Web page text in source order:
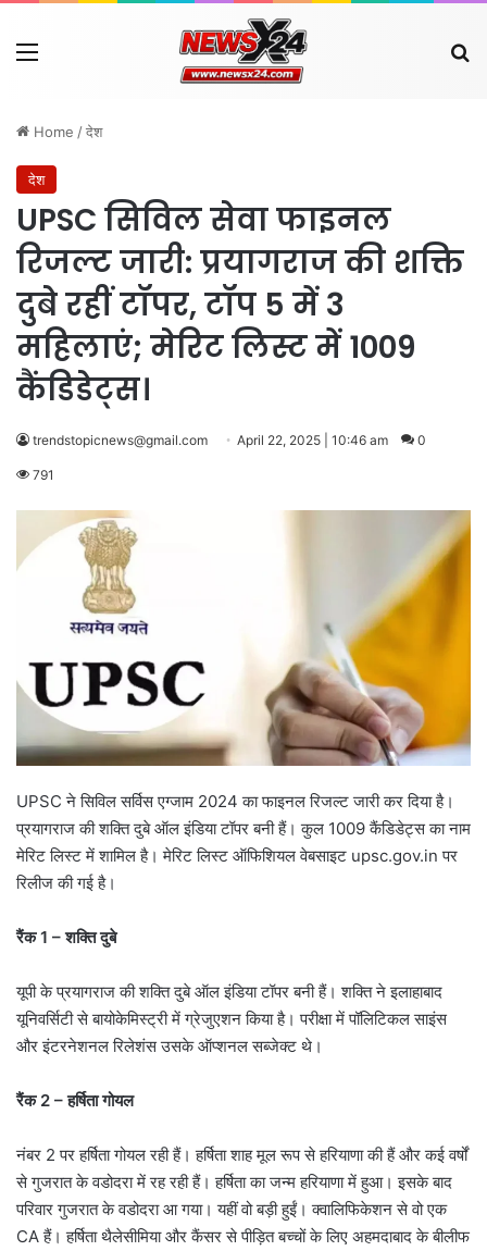
Menu
Home /देश
देश
UPSC सिविल सेवा फाइनल
रिजल्ट जारी: प्रयागराज की शक्ति
दुबे रहीं टॉपर, टॉप 5 में 3
महिलाएं; मेरिट लिस्ट में 1009
कैंडिडेट्स।
trendstopicnews@gmail.com April 22, 2025 | 10:46 am 0
791
UPSC ने सिविल सर्विस एग्‍जाम 2024 का फाइनल रिजल्‍ट जारी कर दिया है।
प्रयागराज की शक्ति दुबे ऑल इंडिया टॉपर बनी हैं। कुल 1009 कैंडिडेट्स का नाम
मेरिट लिस्‍ट में शामिल है। मेरिट लिस्‍ट ऑफिशियल वेबसाइट upsc.gov.in पर
रिलीज की गई है।
रैंक 1 – शक्ति दुबे
यूपी के प्रयागराज की शक्ति दुबे ऑल इंडिया टॉपर बनी हैं। शक्ति ने इलाहाबाद
यूनिवर्सिटी से बायोकेमिस्ट्री में ग्रेजुएशन किया है। परीक्षा में पॉलिटिकल साइंस
और इंटरनेशनल रिलेशंस उसके ऑप्शनल सब्जेक्ट थे।
रैंक 2 – हर्षिता गोयल
नंबर 2 पर हर्षिता गोयल रही हैं। हर्षिता शाह मूल रूप से हरियाणा की हैं और कई वर्षों
से गुजरात के वडोदरा में रह रही हैं। हर्षिता का जन्म हरियाणा में हुआ। इसके बाद
परिवार गुजरात के वडोदरा आ गया। यहीं वो बड़ी हुईं। क्वालिफिकेशन से वो एक
CA हैं। हर्षिता थैलेसीमिया और कैंसर से पीड़ित बच्चों के लिए अहमदाबाद के बीलीफ